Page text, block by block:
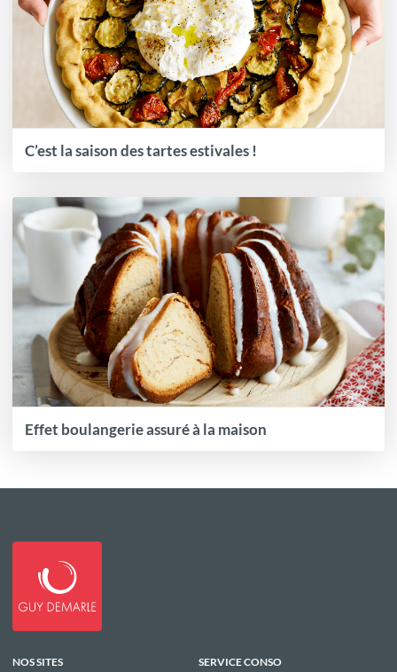
C’est la saison des tartes estivales !
Effet boulangerie assuré à la maison
NOS SITES SERVICE CONSO